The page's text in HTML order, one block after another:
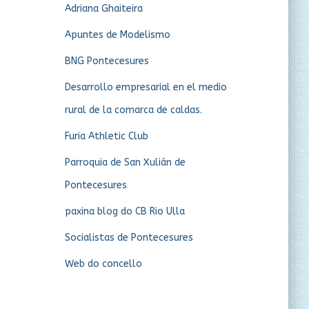
Adriana Ghaiteira
Apuntes de Modelismo
BNG Pontecesures
Desarrollo empresarial en el medio
rural de la comarca de caldas.
Furia Athletic Club
Parroquia de San Xulián de
Pontecesures
paxina blog do CB Rio Ulla
Socialistas de Pontecesures
Web do concello